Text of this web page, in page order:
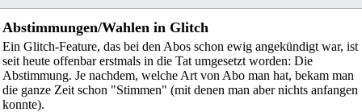
Abstimmungen/Wahlen in Glitch
Ein Glitch-Feature, das bei den Abos schon ewig angekündigt war, ist
seit heute offenbar erstmals in die Tat umgesetzt worden: Die
Abstimmung. Je nachdem, welche Art von Abo man hat, bekam man
die ganze Zeit schon "Stimmen" (mit denen man aber nichts anfangen
konnte).